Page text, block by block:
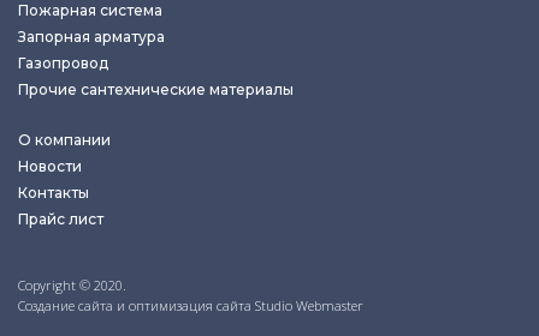
Пожарная система
Запорная арматура
Газопровод
Прочие сантехнические материалы
О компании
Новости
Контакты
Прайс лист
Copyright © 2020.
Создание сайта и оптимизация сайта Studio Webmaster